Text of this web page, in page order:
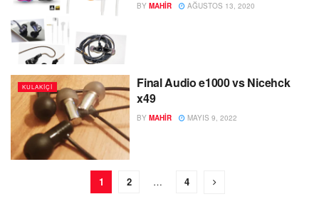
BY MAHIR AĞUSTOS 13, 2020
KULAKIÇI
Final Audio e1000 vs Nicehck
x49
BY MAHIR MAYIS 9, 2022
1 2 … 4